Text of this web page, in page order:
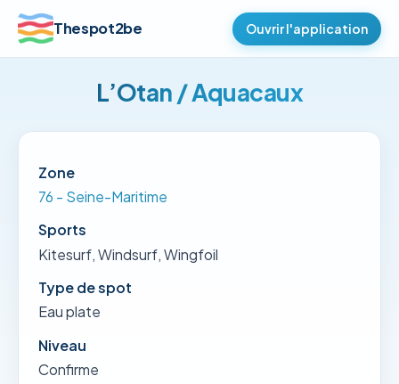
Thespot2be Ouvrir l'application
L’Otan / Aquacaux
Zone
76 - Seine-Maritime
Sports
Kitesurf, Windsurf, Wingfoil
Type de spot
Eau plate
Niveau
Confirme